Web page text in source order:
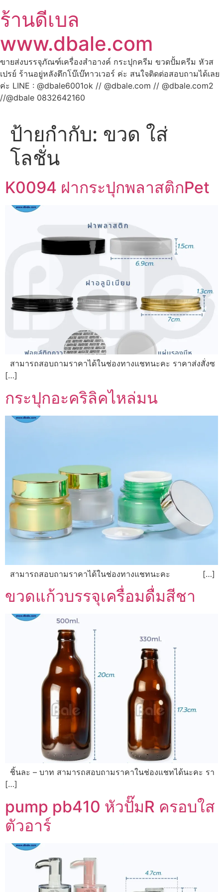
ร้านดีเบล
www.dbale.com
ขายส่งบรรจุภัณฑ์เครื่องสำอางค์ กระปุกครีม ขวดปั้มครีม หัวส
เปรย์ ร้านอยู่หลังตึกโบ๊เบ๊ทาวเวอร์ ค่ะ สนใจติดต่อสอบถามได้เลย
ค่ะ LINE : @dbale6001ok // @dbale.com // @dbale.com2
//@dbale 0832642160
ป้ายกำกับ: ขวด ใส่
โลชั่น
K0094 ฝากระปุกพลาสติกPet
สามารถสอบถามราคาได้ในช่องทางแชทนะคะ ราคาส่งสั่งซ
[…]
กระปุกอะคริลิคไหล่มน
สามารถสอบถามราคาได้ในช่องทางแชทนะคะ […]
ขวดแก้วบรรจุเครื่อมดื่มสีชา
ชิ้นละ – บาท สามารถสอบถามราคาในช่องแชทได้นะคะ รา
[…]
pump pb410 หัวปั๊มR ครอบใส
ตัวอาร์